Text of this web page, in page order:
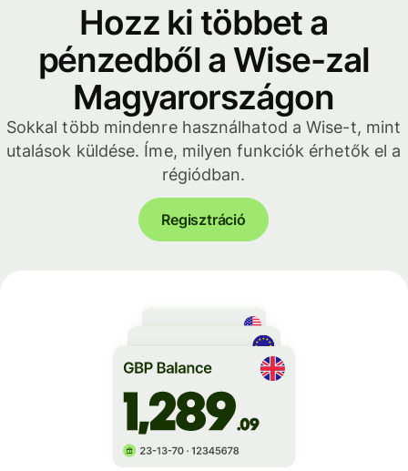
Hozz ki többet a
pénzedből a Wise-zal
Magyarországon
Sokkal több mindenre használhatod a Wise-t, mint
utalások küldése. Íme, milyen funkciók érhetők el a
régiódban.
Regisztráció